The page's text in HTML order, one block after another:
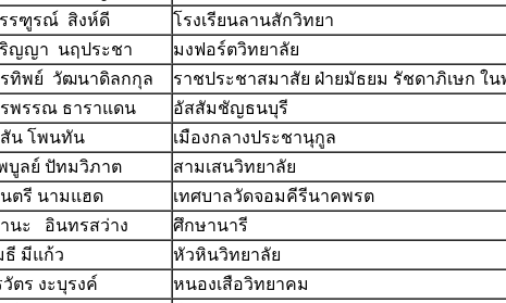
รฑูรณ์ สิงห์ดี โรงเรียนลานสักวิทยา
ญญา นฤประชา มงฟอร์ตวิทยาลัย
ทิพย์ วัฒนาดิลกกุล ราชประชาสมาสัย ฝ่ายมัธยม รัชดาภิเษก ใ
พรรณ ธาราแดน อัสสัมชัญธนบุรี
น โพนทัน เมืองกลางประชานุกูล
บูลย์ ปัทมวิภาต สามเสนวิทยาลัย
ตรี นามแฮด เทศบาลวัดจอมคีรีนาคพรต
นะ อินทรสว่าง ศึกษานารี
ธี มีแก้ว หัวหินวิทยาลัย
วัตร งะบุรงค์ หนองเสือวิทยาคม